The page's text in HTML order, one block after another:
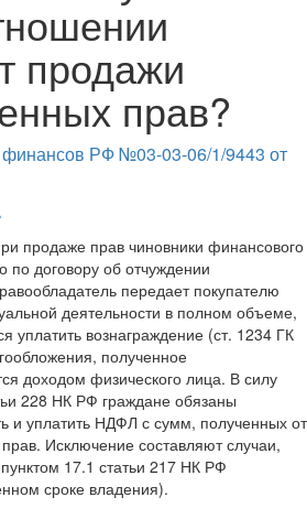
продажи
прав?
РФ №03-03-06/1/9443 от
продаже прав чиновники финансового
по договору об отчуждении
передает покупателю
деятельности в полном объеме,
уплатить вознаграждение (ст. 1234 ГК
полученное
доходом физического лица. В силу
228 НК РФ граждане обязаны
и уплатить НДФЛ с сумм, полученных от
Исключение составляют случаи,
17.1 статьи 217 НК РФ
сроке владения).